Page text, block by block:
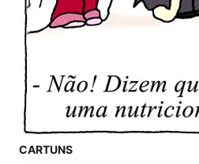
CARTUNS